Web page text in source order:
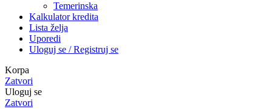
Temerinska
Kalkulator kredita
Lista želja
Uporedi
Uloguj se / Registruj se
Korpa
Zatvori
Uloguj se
Zatvori